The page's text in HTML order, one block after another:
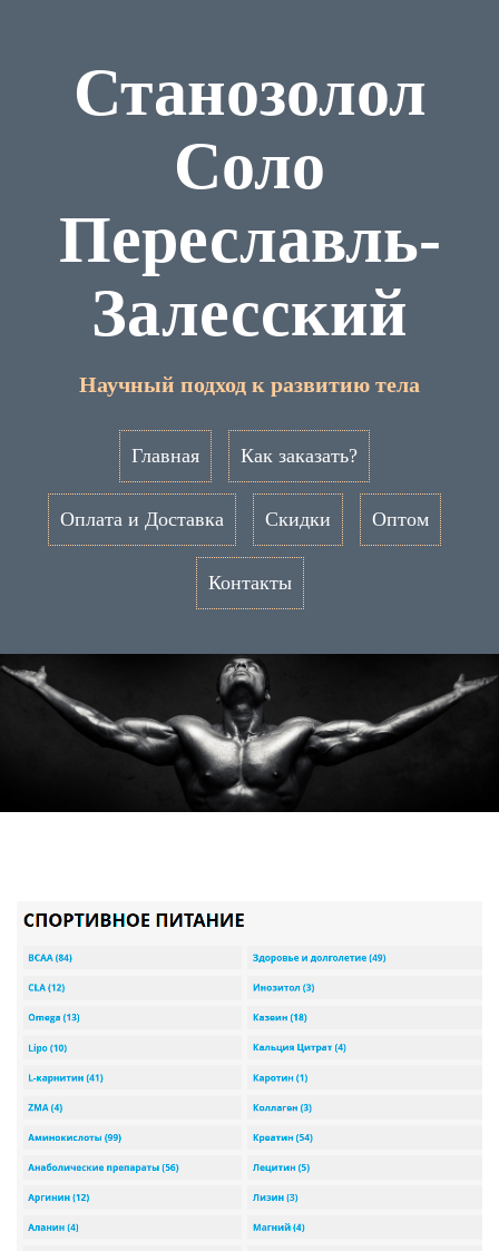
Станозолол
Соло
Переславль-
Залесский
Научный подход к развитию тела
Главная Как заказать?
Оплата и Доставка Скидки Оптом
Контакты